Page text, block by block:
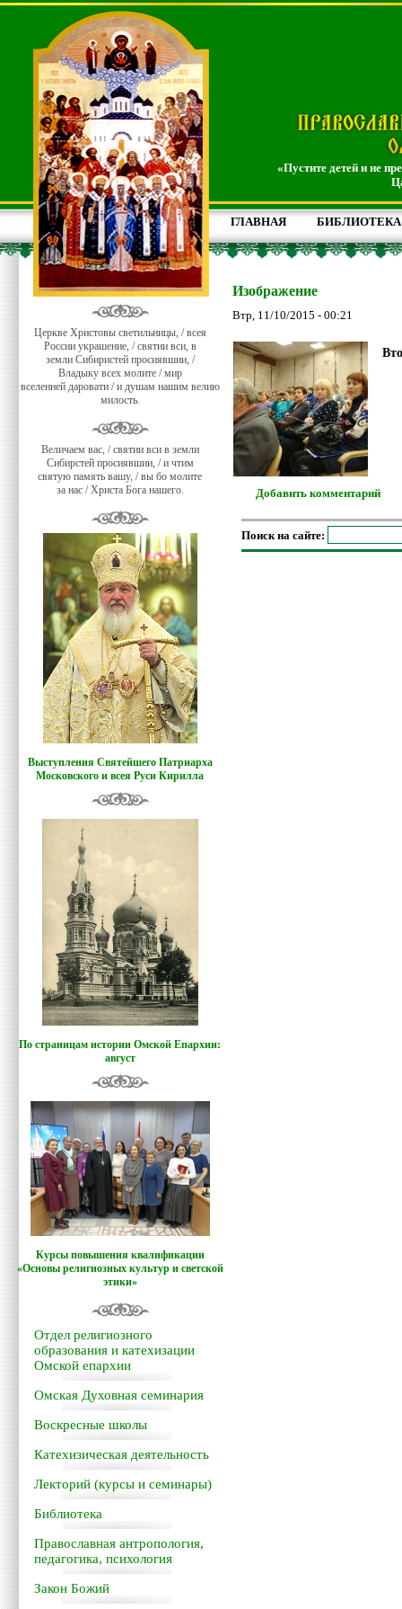
«Пустите детей и не
ГЛАВНАЯ БИБЛИОТЕКА
Церкве Христовы светильницы, / всея
России украшение, / святии вси, в
земли Сибиристей просиявшии, /
Владыку всех молите / мир
вселенней даровати / и душам нашим велию
милость.
Величаем вас, / святии вси в земли
Сибирстей просиявшии, / и чтим
святую память вашу, / вы бо молите
за нас / Христа Бога нашего.
Выступления Святейшего Патриарха
Московского и всея Руси Кирилла
По страницам истории Омской Епархии:
август
Курсы повышения квалификации
«Основы религиозных культур и светской
этики»
Отдел религиозного
образования и катехизации
Омской епархии
Омская Духовная семинария
Воскресные школы
Катехизическая деятельность
Лекторий (курсы и семинары)
Библиотека
Православная антропология,
педагогика, психология
Закон Божий
Изображение
Втр, 11/10/2015 - 00:21
Добавить комментарий
Поиск на сайте: